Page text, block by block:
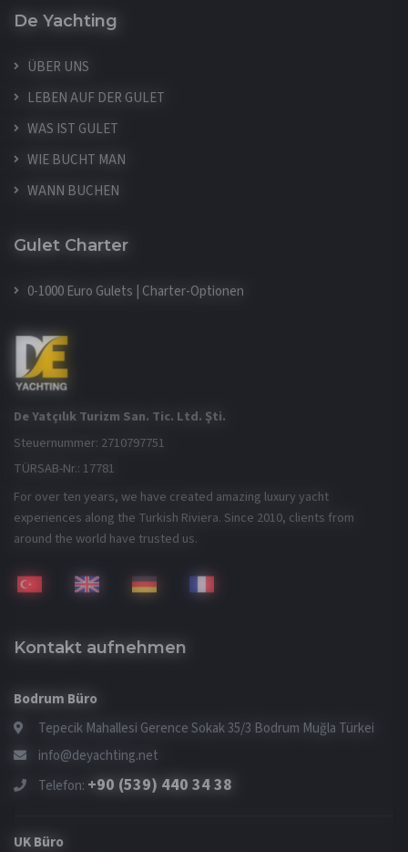
De Yachting
ÜBER UNS
LEBEN AUF DER GULET
WAS IST GULET
WIE BUCHT MAN
WANN BUCHEN
Gulet Charter
0-1000 Euro Gulets | Charter-Optionen
De Yatçılık Turizm San. Tic. Ltd. Şti.
Steuernummer: 2710797751
TÜRSAB-Nr.: 17781
For over ten years, we have created amazing luxury yacht
experiences along the Turkish Riviera. Since 2010, clients from
around the world have trusted us.
Kontakt aufnehmen
Bodrum Büro
Tepecik Mahallesi Gerence Sokak 35/3 Bodrum Muğla Türkei
info@deyachting.net
Telefon: +90 (539) 440 34 38
UK Büro